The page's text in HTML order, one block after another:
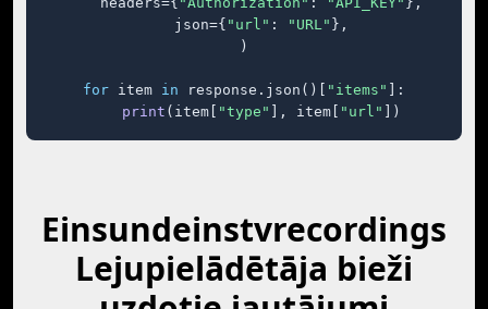
    json={
"url" : "URL" },
)
for item in response.json()[ "items"
]:
print (item[ "type" ], item[ "url" ])
Einsundeinstvrecordings
Lejupielādētāja bieži